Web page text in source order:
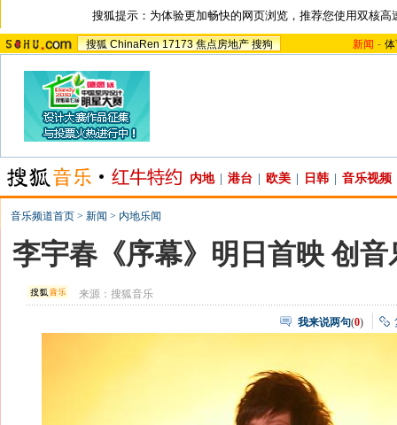
搜狐提示：为体验更加畅快的网页浏览，推荐您使用双核高
搜狐 ChinaRen 17173 焦点房地产 搜狗 新闻 -
内地 港台 欧美 日韩 音乐视频
音乐频道首页 > 新闻 > 内地乐闻
李宇春《序幕》明日首映 创
来源：搜狐音乐
我来说两句(0)